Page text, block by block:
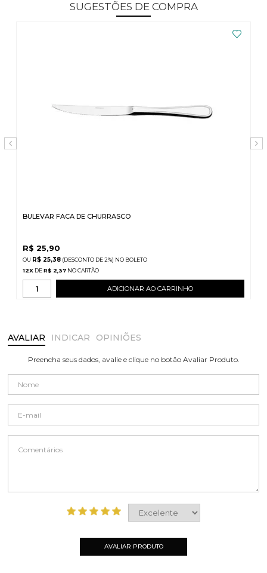
SUGESTÕES DE COMPRA
BULEVAR FACA DE CHURRASCO
R$ 25,90
R$ 25,38 (DESCONTO DE2%) NO BOLETO
12X DER$ 2,37
ADICIONAR AO CARRINHO
AVALIAR INDICAR OPINIÕES
Preencha seus dados, avalie e clique no botão Avaliar Produto.
AVALIAR PRODUTO